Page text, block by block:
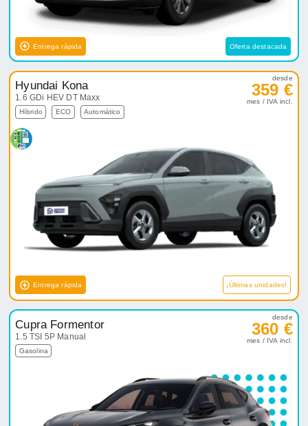
Entrega rápida Oferta destacada
Hyundai Kona
1.6 GDi HEV DT Maxx
Híbrido ECO Automático
desde
359 €
mes / IVA incl.
Entrega rápida ¡Últimas unidades!
Cupra Formentor
1.5 TSI 5P Manual
Gasolina
desde
360 €
mes / IVA incl.